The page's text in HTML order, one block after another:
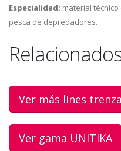
Especialidad: material
pesca de depredadores.
Ver más lines
Ver gama UNITIKA